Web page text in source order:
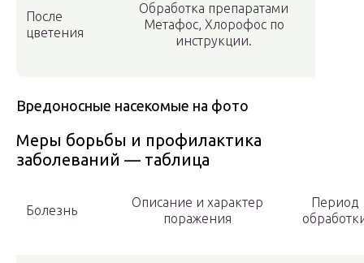
После
цветения
Обработка препаратами
Метафос, Хлорофос по
инструкции.
Вредоносные насекомые на фото
Меры борьбы и профилактика
заболеваний — таблица
Болезнь
Описание и характер
поражения
Период